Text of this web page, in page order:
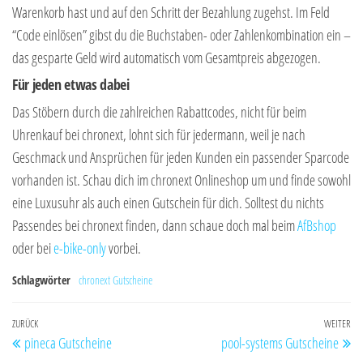
Warenkorb hast und auf den Schritt der Bezahlung zugehst. Im Feld
“Code einlösen” gibst du die Buchstaben- oder Zahlenkombination ein –
das gesparte Geld wird automatisch vom Gesamtpreis abgezogen.
Für jeden etwas dabei
Das Stöbern durch die zahlreichen Rabattcodes, nicht für beim
Uhrenkauf bei chronext, lohnt sich für jedermann, weil je nach
Geschmack und Ansprüchen für jeden Kunden ein passender Sparcode
vorhanden ist. Schau dich im chronext Onlineshop um und finde sowohl
eine Luxusuhr als auch einen Gutschein für dich. Solltest du nichts
Passendes bei chronext finden, dann schaue doch mal beimAfBshop
oder beie-bike-onlyvorbei.
Schlagwörter chronext Gutscheine
Beitragsnavigation
Vorheriger
Beitrag
ZURÜCK
pineca Gutscheine
WEITER
pool-systems Gutscheine